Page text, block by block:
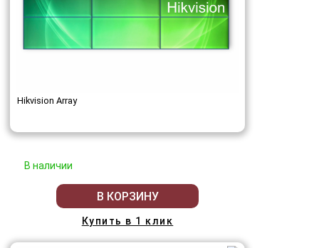
Hikvision Array
В наличии
В КОРЗИНУ
Купить в 1 клик